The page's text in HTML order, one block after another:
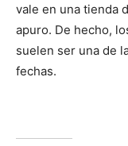
vale en una tienda
apuro. De hecho,
suelen ser una de
fechas.